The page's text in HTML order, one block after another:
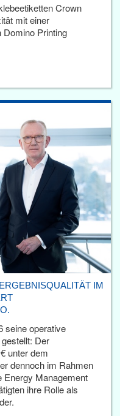
Crown
mit einer
Printing
IM
seine operative
Der
unter dem
dennoch im Rahmen
Energy Management
ihre Rolle als